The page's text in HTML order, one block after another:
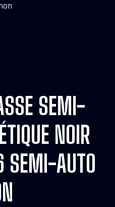
SEMI-
NOIR
AUTO